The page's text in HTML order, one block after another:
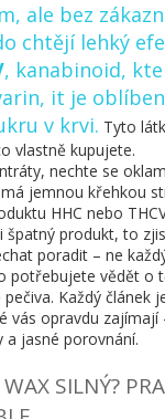
ale bez
chtějí lehký
, kanabinoid,
, it je
v krvi. Tyto
vlastně kupujete.
nechte se
jemnou křehkou
HHC nebo
špatný produkt, to
poradit – ne
potřebujete vědět
Každý
vás opravdu
a jasné porovnání.
WAX SILNÝ?